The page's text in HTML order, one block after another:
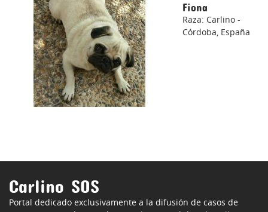
Fiona
Raza: Carlino -
Córdoba, España
Carlino SOS
Portal dedicado exclusivamente a la difusión de casos de